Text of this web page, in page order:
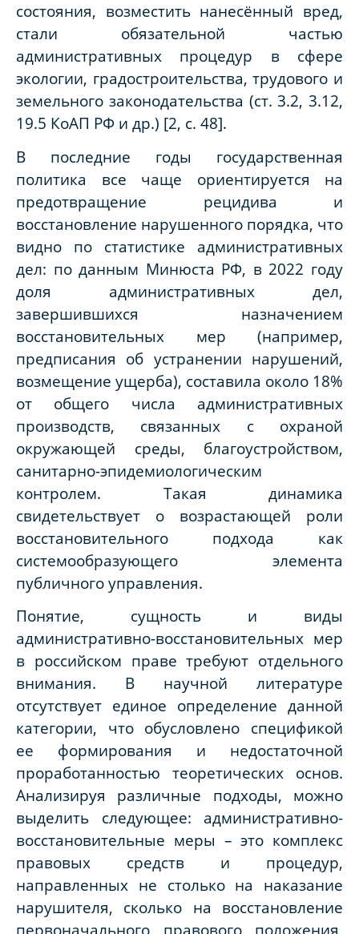
состояния, возместить нанесённый вред,
стали обязательной частью
административных процедур в сфере
экологии, градостроительства, трудового и
земельного законодательства (ст. 3.2, 3.12,
19.5 КоАП РФ и др.) [2, c. 48].
В последние годы государственная
политика все чаще ориентируется на
предотвращение рецидива и
восстановление нарушенного порядка, что
видно по статистике административных
дел: по данным Минюста РФ, в 2022 году
доля административных дел,
завершившихся назначением
восстановительных мер (например,
предписания об устранении нарушений,
возмещение ущерба), составила около 18%
от общего числа административных
производств, связанных с охраной
окружающей среды, благоустройством,
санитарно-эпидемиологическим
контролем. Такая динамика
свидетельствует о возрастающей роли
восстановительного подхода как
системообразующего элемента
публичного управления.
Понятие, сущность и виды
административно-восстановительных мер
в российском праве требуют отдельного
внимания. В научной литературе
отсутствует единое определение данной
категории, что обусловлено спецификой
ее формирования и недостаточной
проработанностью теоретических основ.
Анализируя различные подходы, можно
выделить следующее: административно-
восстановительные меры – это комплекс
правовых средств и процедур,
направленных не столько на наказание
нарушителя, сколько на восстановление
первоначального правового положения,